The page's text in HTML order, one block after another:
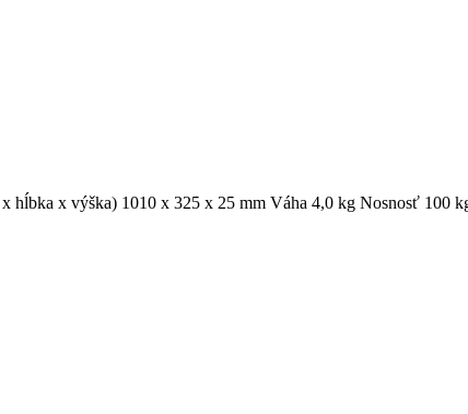
x výška) 1010 x 325 x 25 mm Váha 4,0 kg Nosnosť 100